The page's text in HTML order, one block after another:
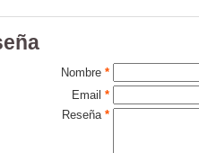
Nombre *
Email *
Reseña *